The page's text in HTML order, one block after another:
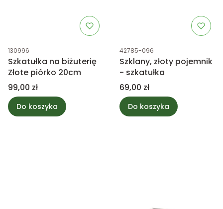
Kod produktu
130996
Szkatułka na biżuterię
Złote piórko 20cm
Cena
99,00 zł
Do koszyka
Kod produktu
42785-096
Szklany, złoty pojemnik
- szkatułka
Cena
69,00 zł
Do koszyka